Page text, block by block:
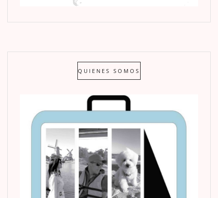
QUIENES SOMOS